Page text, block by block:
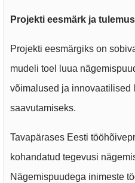
Projekti eesmärk ja
Projekti eesmärgiks on
mudeli toel luua
võimalused ja innovaatilised
saavutamiseks.
Tavapärases Eesti
kohandatud tegevusi
Nägemispuudega inimeste